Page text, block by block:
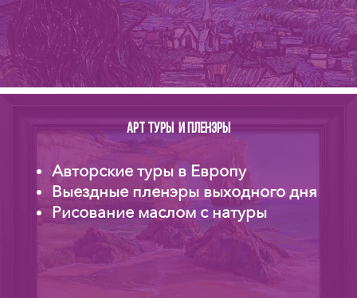
АРТ туры и пленэры
Авторские туры в Европу
Выездные пленэры выходного дня
Рисование маслом с натуры